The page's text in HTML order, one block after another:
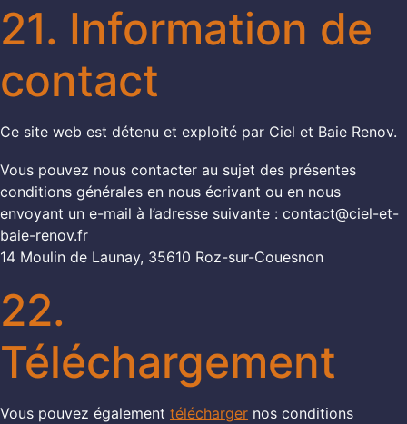
21. Information de
contact
Ce site web est détenu et exploité par Ciel et Baie Renov.
Vous pouvez nous contacter au sujet des présentes
conditions générales en nous écrivant ou en nous
envoyant un e-mail à l’adresse suivante : contact@ciel-et-
baie-renov.fr
14 Moulin de Launay, 35610 Roz-sur-Couesnon
22.
Téléchargement
Vous pouvez également télécharger nos conditions